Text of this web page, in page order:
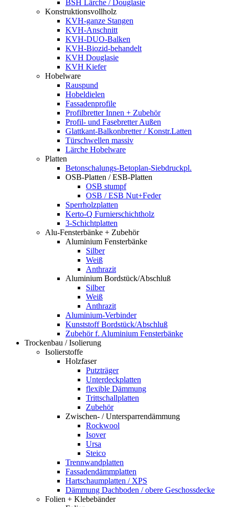
BSH Lärche / Douglasie
Konstruktionsvollholz
KVH-ganze Stangen
KVH-Anschnitt
KVH-DUO-Balken
KVH-Biozid-behandelt
KVH Douglasie
KVH Kiefer
Hobelware
Rauspund
Hobeldielen
Fassadenprofile
Profilbretter Innen + Zubehör
Profil- und Fasebretter Außen
Glattkant-Balkonbretter / Konstr.Latten
Türschwellen massiv
Lärche Hobelware
Platten
Betonschalungs-Betoplan-Siebdruckpl.
OSB-Platten / ESB-Platten
OSB stumpf
OSB / ESB Nut+Feder
Sperrholzplatten
Kerto-Q Furnierschichtholz
3-Schichtplatten
Alu-Fensterbänke + Zubehör
Aluminium Fensterbänke
Silber
Weiß
Anthrazit
Aluminium Bordstück/Abschluß
Silber
Weiß
Anthrazit
Aluminium-Verbinder
Kunststoff Bordstück/Abschluß
Zubehör f. Aluminium Fensterbänke
Trockenbau / Isolierung
Isolierstoffe
Holzfaser
Putzträger
Unterdeckplatten
flexible Dämmung
Trittschallplatten
Zubehör
Zwischen- / Untersparrendämmung
Rockwool
Isover
Ursa
Steico
Trennwandplatten
Fassadendämmplatten
Hartschaumplatten / XPS
Dämmung Dachboden / obere Geschossdecke
Folien + Klebebänder